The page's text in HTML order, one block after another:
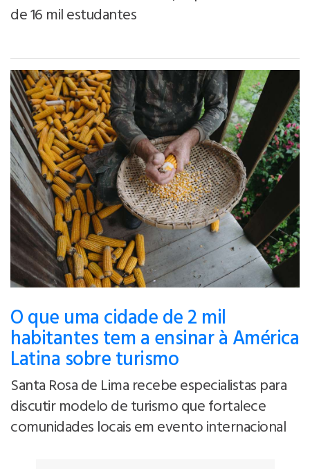
de 16 mil estudantes
O que uma cidade de 2 mil
habitantes tem a ensinar à América
Latina sobre turismo
Santa Rosa de Lima recebe especialistas para
discutir modelo de turismo que fortalece
comunidades locais em evento internacional